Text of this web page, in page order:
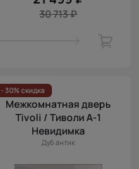
30 713 ₽
- 30% скидка
Межкомнатная дверь
Tivoli / Тиволи А-1
Невидимка
Дуб антик